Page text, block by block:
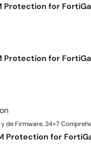
Protection for
Protection for
Firmware, 24×7
Protection for